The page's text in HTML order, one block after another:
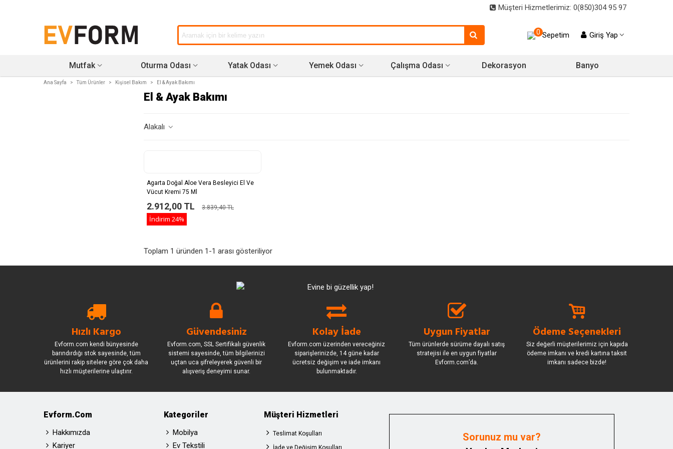
Müşteri Hizmetlerimiz: 0(850)304 95 97
0 Sepetim Giriş Yap
Mutfak Oturma Odası Yatak Odası Yemek Odası Çalışma Odası Dekorasyon Banyo
Ana Sayfa > Tüm Ürünler > Kişisel Bakım > El & Ayak Bakımı
El & Ayak Bakımı
Alakalı
Agarta Doğal Aloe Vera Besleyici El Ve
Vücut Kremi 75 Ml
2.912,00 TL 3.839,40 TL
İndirim 24%
Toplam 1 üründen 1-1 arası gösteriliyor
Hızlı Kargo
Evform.com kendi bünyesinde
barındırdığı stok sayesinde, tüm
ürünlerini rakip sitelere göre çok daha
hızlı müşterilerine ulaştırır.
Güvendesiniz
Evform.com, SSL Sertifikalı güvenlik
sistemi sayesinde, tüm bilgilerinizi
uçtan uca şifreleyerek güvenli bir
alışveriş deneyimi sunar.
Kolay İade
Evform.com üzerinden vereceğiniz
siparişlerinizde, 14 güne kadar
ücretsiz değişim ve iade imkanı
bulunmaktadır.
Uygun Fiyatlar
Tüm ürünlerde sürüme dayalı satış
stratejisi ile en uygun fiyatlar
Evform.com’da.
Ödeme Seçenekleri
Siz değerli müşterilerimiz için kapıda
ödeme imkanı ve kredi kartına taksit
imkanı sadece bizde!
Evform.com
Hakkımızda
Kariyer
Kategoriler
Mobilya
Ev Tekstili
Müşteri Hizmetleri
Teslimat Koşulları
İade ve Değişim Koşulları
Sorunuz mu var?